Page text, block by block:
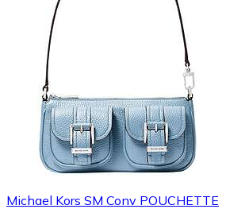
Michael Kors SM Conv POUCHETTE